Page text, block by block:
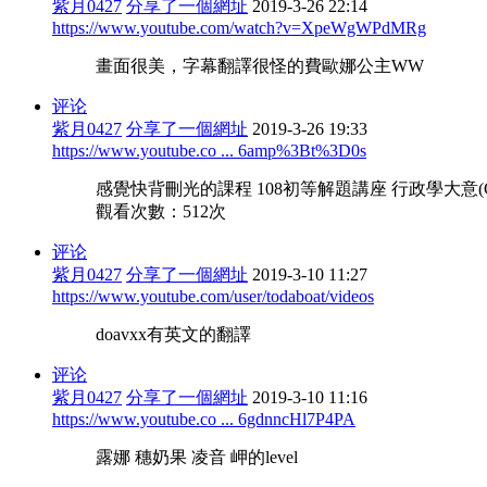
紫月0427 分享了一個網址 2019-3-26 22:14
https://www.youtube.com/watch?v=XpeWgWPdMRg
畫面很美，字幕翻譯很怪的費歐娜公主WW
评论
紫月0427 分享了一個網址 2019-3-26 19:33
https://www.youtube.co ... 6amp%3Bt%3D0s
感覺快背刪光的課程 108初等解題講座 行政學大意
觀看次數：512次
评论
紫月0427 分享了一個網址 2019-3-10 11:27
https://www.youtube.com/user/todaboat/videos
doavxx有英文的翻譯
评论
紫月0427 分享了一個網址 2019-3-10 11:16
https://www.youtube.co ... 6gdnncHl7P4PA
露娜 穗奶果 凌音 岬的level